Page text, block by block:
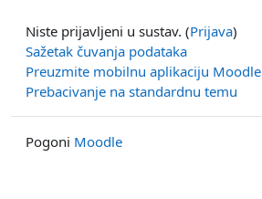
Niste prijavljeni u sustav. (Prijava)
Sažetak čuvanja podataka
Preuzmite mobilnu aplikaciju Moodle
Prebacivanje na standardnu temu
Pogoni Moodle